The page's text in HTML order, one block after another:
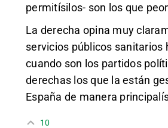
permitísilos- son los que
La derecha opina muy
servicios públicos sanitarios
cuando son los partidos
derechas los que la están
España de manera
10